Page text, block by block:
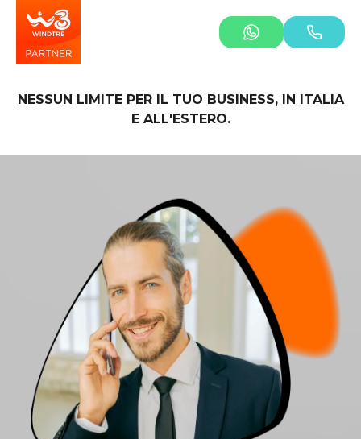
NESSUN LIMITE PER IL TUO BUSINESS, IN ITALIA
E ALL'ESTERO.